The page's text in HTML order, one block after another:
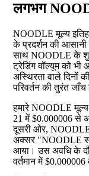
लगभग
NOODLE मूल्य
के प्रदर्शन की
साथ NOODLE के
ट्रेडिंग वॉल्यूम को
अस्थिरता वाले दिनों
परिवर्तन की तुरंत
हमारे NOODLE
21 में $0.000006 से
दूसरी ओर,
अक्सर "NOODLE
आया। उस अवधि के
वर्तमान में $0.000006